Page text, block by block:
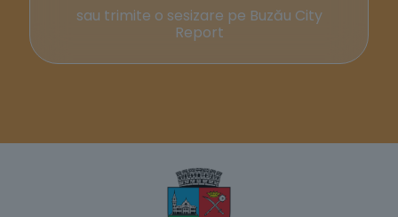
sau trimite o sesizare pe Buzău City
Report